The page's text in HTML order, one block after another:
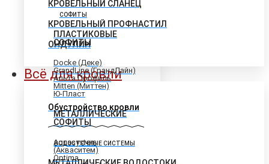
СОФИТЫ
ПЛАСТИКОВЫЕ
СОФИТЫ
Docke (Деке)
GrandLine (ГрандЛайн)
Альта Профиль
Mitten (Миттен)
Ю-Пласт
МЕТАЛЛИЧЕСКИЕ
СОФИТЫ
Aquasystem
(Акваситем)
Optima
КРОВЕЛЬНЫЙ СЛАНЕЦ
КРОВЕЛЬНЫЙ ПРОФНАСТИЛ
ОНДУЛИН
Всё для кровли
Обустройство кровли
ВОДОСТОЧНЫЕ СИСТЕМЫ